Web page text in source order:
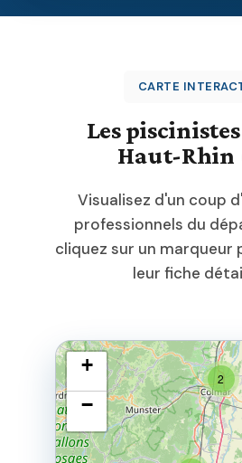
CARTE
Les
Haut-Rhin
Visualisez d'un coup
professionnels du
cliquez sur un marqueur
leur fiche
2
+
−